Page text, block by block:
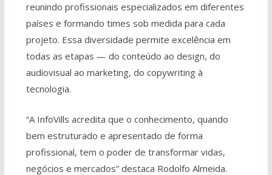
reunindo profissionais especializados em diferentes
países e formando times sob medida para cada
projeto. Essa diversidade permite excelência em
todas as etapas — do conteúdo ao design, do
audiovisual ao marketing, do copywriting à
tecnologia.
“A InfoVills acredita que o conhecimento, quando
bem estruturado e apresentado de forma
profissional, tem o poder de transformar vidas,
negócios e mercados” destaca Rodolfo Almeida.